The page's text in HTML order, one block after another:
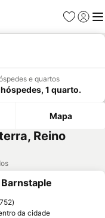
Favoritos
Iniciar
e quartos
1 quarto.
Mapa
Reino
aos favoritos
da cidade